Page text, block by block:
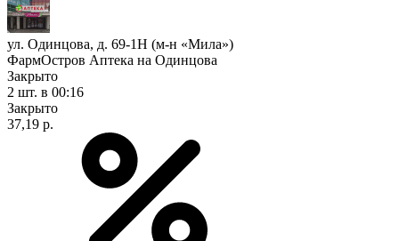
ул. Одинцова, д. 69-1Н (м-н «Мила»)
ФармОстров Аптека на Одинцова
Закрыто
2 шт. в 00:16
Закрыто
37,19 р.